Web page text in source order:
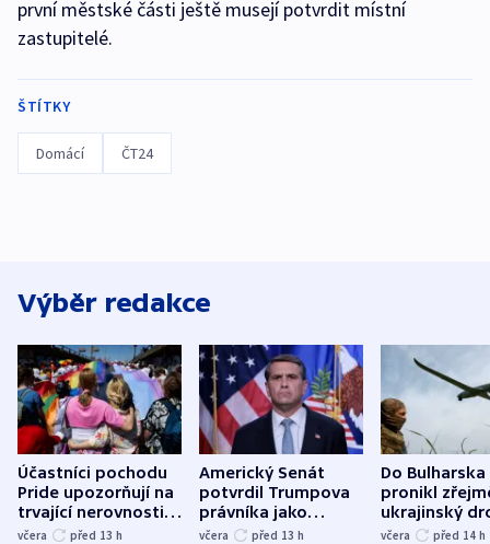
první městské části ještě musejí potvrdit místní
zastupitelé.
ŠTÍTKY
Domácí ČT24
Výběr redakce
Účastníci pochodu
Pride upozorňují na
trvající nerovnosti i
společenskou
včera před 13 h
Americký Senát
potvrdil Trumpova
právníka jako
ministra
včera před 13 h
Do Bulharska
pronikl
ukrajinský
explodoval
včera před 14 h